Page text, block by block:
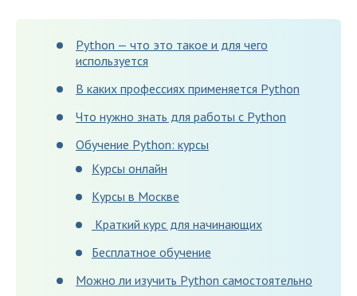
Python — что это такое и для чего
используется
В каких профессиях применяется Python
Что нужно знать для работы с Python
Обучение Python: курсы
Курсы онлайн
Курсы в Москве
Краткий курс для начинающих
Бесплатное обучение
Можно ли изучить Python самостоятельно